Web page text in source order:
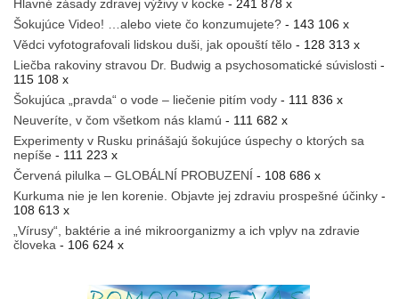
Hlavné zásady zdravej výživy v kocke - 241 878 x
Šokujúce Video! …alebo viete čo konzumujete? - 143 106 x
Vědci vyfotografovali lidskou duši, jak opouští tělo - 128 313 x
Liečba rakoviny stravou Dr. Budwig a psychosomatické súvislosti -
115 108 x
Šokujúca „pravda“ o vode – liečenie pitím vody - 111 836 x
Neuveríte, v čom všetkom nás klamú - 111 682 x
Experimenty v Rusku prinášajú šokujúce úspechy o ktorých sa
nepíše - 111 223 x
Červená pilulka – GLOBÁLNÍ PROBUZENÍ - 108 686 x
Kurkuma nie je len korenie. Objavte jej zdraviu prospešné účinky -
108 613 x
„Vírusy“, baktérie a iné mikroorganizmy a ich vplyv na zdravie
človeka - 106 624 x